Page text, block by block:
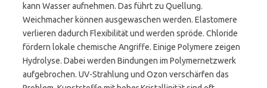
kann Wasser aufnehmen. Das führt zu Quellung.
Weichmacher können ausgewaschen werden. Elastomere
verlieren dadurch Flexibilität und werden spröde. Chloride
fördern lokale chemische Angriffe. Einige Polymere zeigen
Hydrolyse. Dabei werden Bindungen im Polymernetzwerk
aufgebrochen. UV-Strahlung und Ozon verschärfen das